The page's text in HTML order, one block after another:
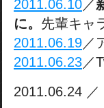
2011.06.10／
に。 先輩キャ
2011.06.19／
2011.06.23／
2011.06.24 ／